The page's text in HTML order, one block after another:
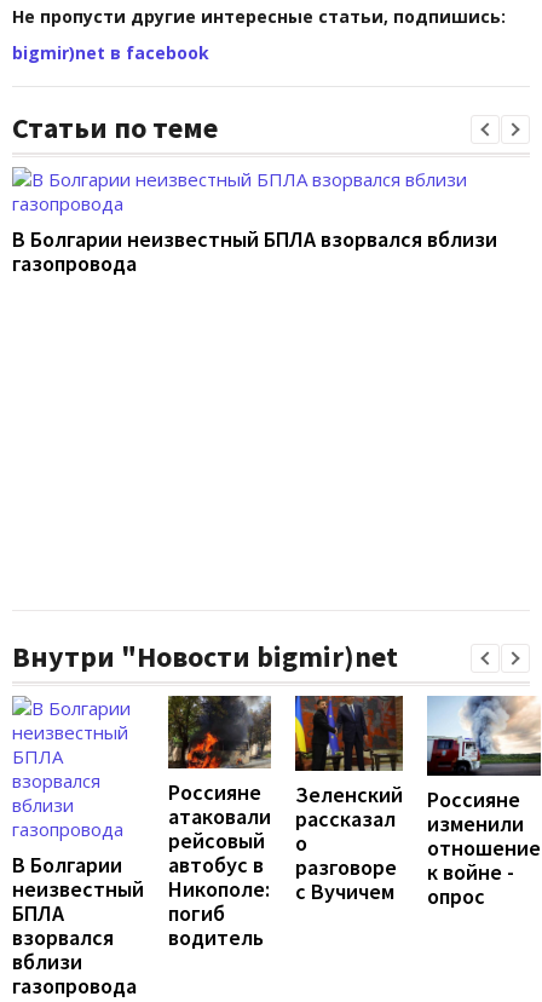
Не пропусти другие интересные статьи, подпишись:
bigmir)net в facebook
Статьи по теме
В Болгарии неизвестный БПЛА взорвался вблизи
газопровода
Внутри "Новости bigmir)net
В Болгарии
неизвестный
БПЛА
взорвался
вблизи
газопровода
Россияне
атаковали
рейсовый
автобус в
Никополе:
погиб
водитель
Зеленский
рассказал
о
разговоре
с Вучичем
Россияне
изменили
отношение
к войне -
опрос